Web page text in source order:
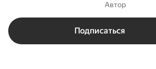
Автор
Подписаться